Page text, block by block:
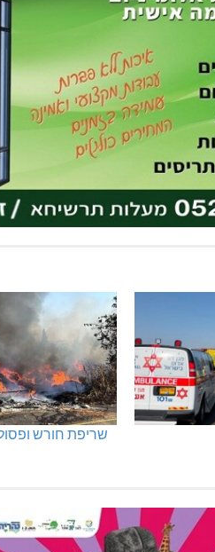
שריפת חורש